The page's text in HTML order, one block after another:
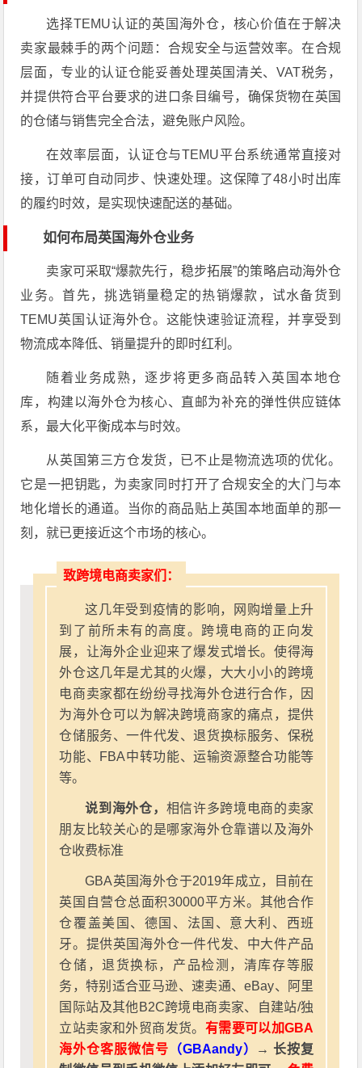
选择TEMU认证的英国海外仓，核心价值在于解决
卖家最棘手的两个问题：合规安全与运营效率。在合规
层面，专业的认证仓能妥善处理英国清关、VAT税务，
并提供符合平台要求的进口条目编号，确保货物在英国
的仓储与销售完全合法，避免账户风险。
在效率层面，认证仓与TEMU平台系统通常直接对
接，订单可自动同步、快速处理。这保障了48小时出库
的履约时效，是实现快速配送的基础。
如何布局英国海外仓业务
卖家可采取“爆款先行，稳步拓展”的策略启动海外仓
业务。首先，挑选销量稳定的热销爆款，试水备货到
TEMU英国认证海外仓。这能快速验证流程，并享受到
物流成本降低、销量提升的即时红利。
随着业务成熟，逐步将更多商品转入英国本地仓
库，构建以海外仓为核心、直邮为补充的弹性供应链体
系，最大化平衡成本与时效。
从英国第三方仓发货，已不止是物流选项的优化。
它是一把钥匙，为卖家同时打开了合规安全的大门与本
地化增长的通道。当你的商品贴上英国本地面单的那一
刻，就已更接近这个市场的核心。
致跨境电商卖家们：
这几年受到疫情的影响，网购增量上升
到了前所未有的高度。跨境电商的正向发
展，让海外企业迎来了爆发式增长。使得海
外仓这几年是尤其的火爆，大大小小的跨境
电商卖家都在纷纷寻找海外仓进行合作，因
为海外仓可以为解决跨境商家的痛点，提供
仓储服务、一件代发、退货换标服务、保税
功能、FBA中转功能、运输资源整合功能等
等。
说到海外仓， 相信许多跨境电商的卖家
朋友比较关心的是哪家海外仓靠谱以及海外
仓收费标准
GBA英国海外仓于2019年成立，目前在
英国自营仓总面积30000平方米。其他合作
仓覆盖美国、德国、法国、意大利、西班
牙。提供英国海外仓一件代发、中大件产品
仓储，退货换标，产品检测，清库存等服
务，特别适合亚马逊、速卖通、eBay、阿里
国际站及其他B2C跨境电商卖家、自建站/独
立站卖家和外贸商发货。 有需要可以加GBA
海外仓客服微信号 （GBAandy）
→ 长按复